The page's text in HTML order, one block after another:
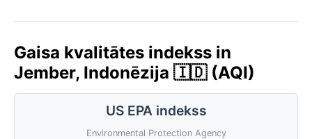
Gaisa kvalitātes indekss in
Jember, Indonēzija 🇮🇩 (AQI)
US EPA indekss
Environmental Protection Agency